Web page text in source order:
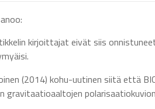
kirjoittajat eivät siis
(2014) kohu-uutinen siitä että
gravitaatioaaltojen